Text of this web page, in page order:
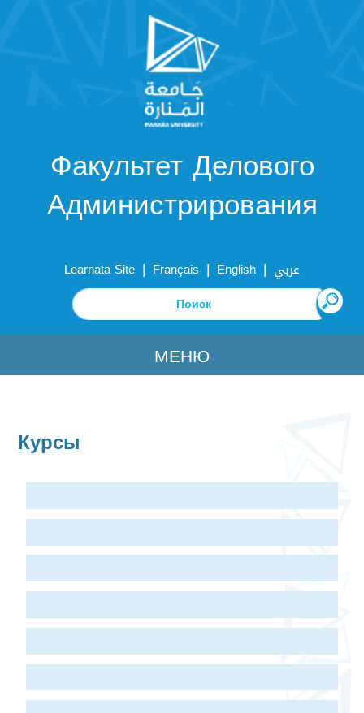
Факультет Делового
Администрирования
Learnata Site | Français | English | عربي
МЕНЮ
Курсы